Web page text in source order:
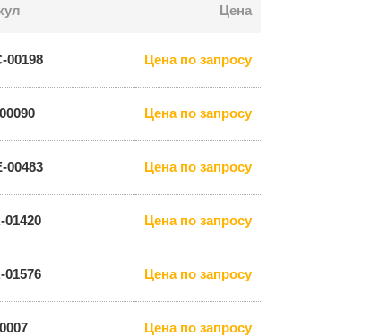
Цена
00198 Цена по запросу
Цена по запросу
00483 Цена по запросу
01420 Цена по запросу
01576 Цена по запросу
Цена по запросу